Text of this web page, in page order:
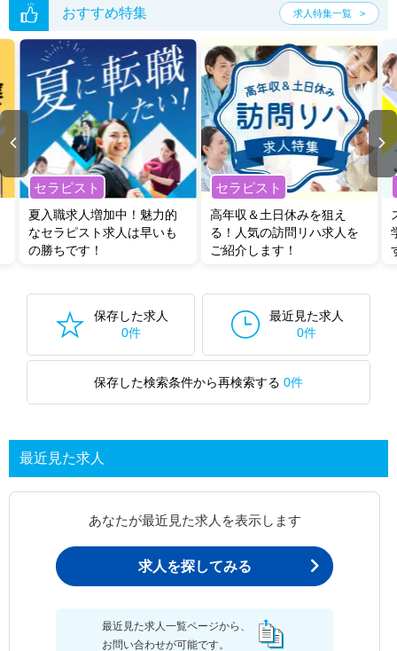
おすすめ特集 求人特集一覧
セラピスト
夏入職求人増加中！魅力的
なセラピスト求人は早いも
の勝ちです！
セラピスト
高年収＆土日休みを狙え
る！人気の訪問リハ求人を
ご紹介します！
保存した求人
0件
最近見た求人
0件
保存した検索条件から再検索する 0件
最近見た求人
あなたが最近見た求人を表示します
求人を探してみる
最近見た求人一覧ページから、
お問い合わせが可能です。